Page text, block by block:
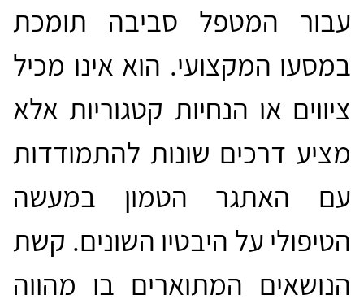
עבור המטפל סביבה תומכת
במסעו המקצועי. הוא אינו מכיל
ציווים או הנחיות קטגוריות אלא
מציע דרכים שונות להתמודדות
עם האתגר הטמון במעשה
הטיפולי על היבטיו השונים. קשת
הנושאים המתוארים בו מהווה